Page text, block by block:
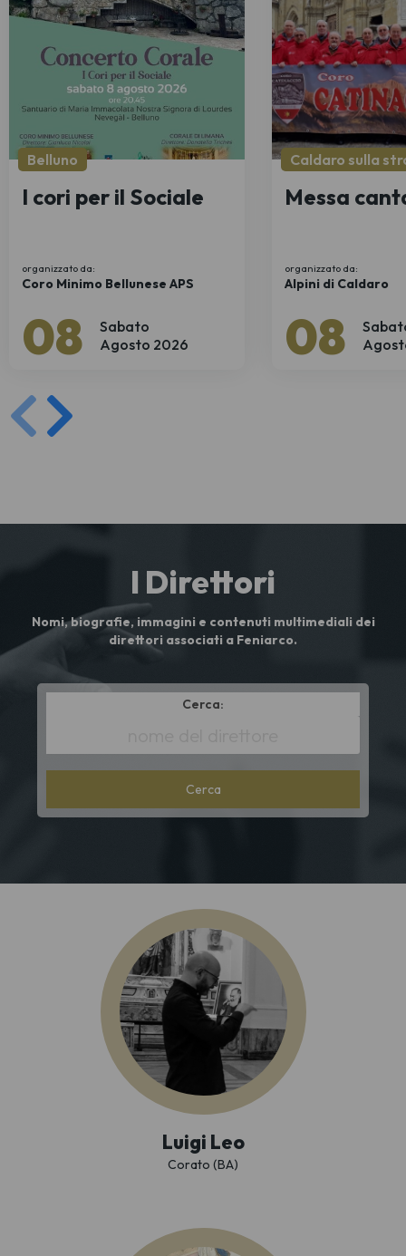
Sabato
08 Agosto 2026
Belluno
I cori per il Sociale
organizzato da:
Coro Minimo Bellunese APS
08
Caldaro sulla
Messa
organizzato da:
Alpini di Caldaro
I Direttori
Nomi, biografie, immagini e contenuti multimediali dei
direttori associati a Feniarco.
Cerca:
cont
Luigi Leo
Corato (BA)